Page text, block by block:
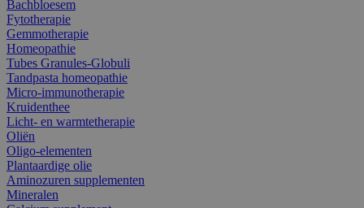
Bachbloesem
Fytotherapie
Gemmotherapie
Homeopathie
Tubes Granules-Globuli
Tandpasta homeopathie
Micro-immunotherapie
Kruidenthee
Licht- en warmtetherapie
Oliën
Oligo-elementen
Plantaardige olie
Aminozuren supplementen
Mineralen